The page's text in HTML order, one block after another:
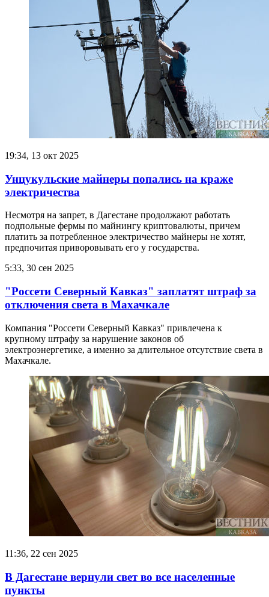
19:34, 13 окт 2025
Унцукульские майнеры попались на краже
электричества
Несмотря на запрет, в Дагестане продолжают работать
подпольные фермы по майнингу криптовалюты, причем
платить за потребленное электричество майнеры не хотят,
предпочитая приворовывать его у государства.
5:33, 30 сен 2025
"Россети Северный Кавказ" заплатят штраф за
отключения света в Махачкале
Компания "Россети Северный Кавказ" привлечена к
крупному штрафу за нарушение законов об
электроэнергетике, а именно за длительное отсутствие света в
Махачкале.
11:36, 22 сен 2025
В Дагестане вернули свет во все населенные
пункты